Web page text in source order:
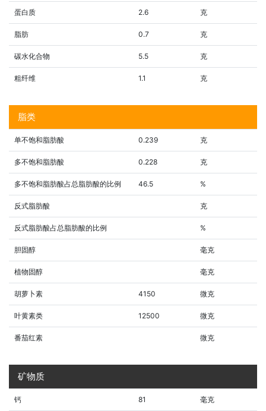
蛋白质 2.6 克
脂肪 0.7 克
碳水化合物 5.5 克
粗纤维 1.1 克
脂类
单不饱和脂肪酸 0.239 克
多不饱和脂肪酸 0.228 克
多不饱和脂肪酸占总脂肪酸的比例 46.5 %
反式脂肪酸 克
反式脂肪酸占总脂肪酸的比例 %
胆固醇 毫克
植物固醇 毫克
胡萝卜素 4150 微克
叶黄素类 12500 微克
番茄红素 微克
矿物质
钙 81 毫克